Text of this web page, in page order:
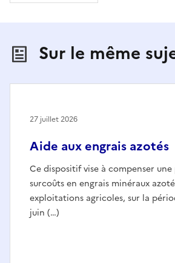
Sur le même
Aide aux engrais azotés
Ce dispositif vise à compenser
surcoûts en engrais minéraux
exploitations agricoles, sur la
juin (…)
27 juillet 2026